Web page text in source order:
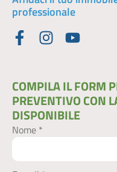
professionale
COMPILA IL FORM
PREVENTIVO CON
DISPONIBILE​
Nome *